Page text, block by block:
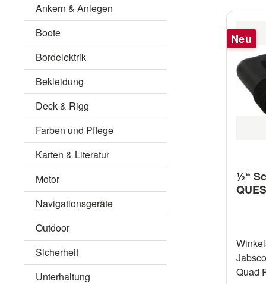
Ankern & Anlegen
Boote
Bordelektrik
Bekleidung
Deck & Rigg
Farben und Pflege
Karten & Literatur
Motor
Navigationsgeräte
Outdoor
Sicherheit
Unterhaltung
Neu
½“
Quad